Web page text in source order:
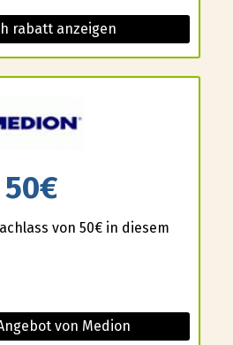
rabatt anzeigen
50€
von 50€ in diesem
von Medion